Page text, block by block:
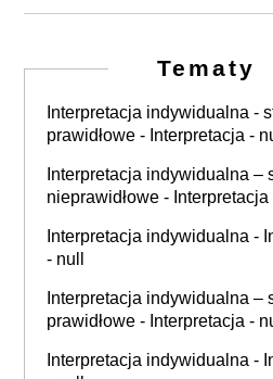
Tematy
Interpretacja indywidualna -
prawidłowe - Interpretacja -
Interpretacja indywidualna –
nieprawidłowe -
Interpretacja indywidualna - Interpretacja
- null
Interpretacja indywidualna –
prawidłowe - Interpretacja -
Interpretacja indywidualna -